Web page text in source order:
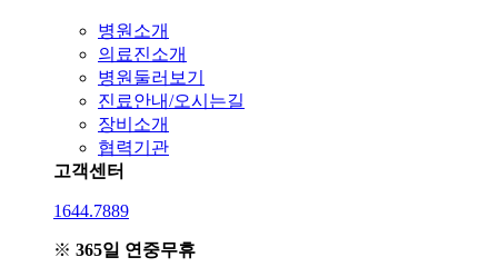
병원소개
의료진소개
병원둘러보기
진료안내/오시는길
장비소개
협력기관
고객센터
1644.7889
※ 365일 연중무휴